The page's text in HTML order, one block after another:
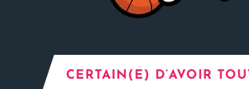
CERTAIN(E) D’AVOIR